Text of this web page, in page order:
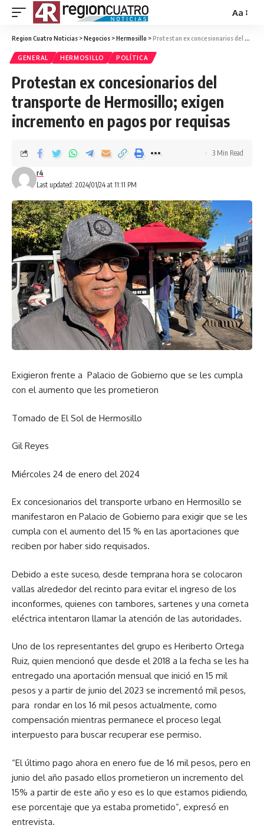
Aa
Region Cuatro Noticias >Negocios >Hermosillo >Protestan ex concesionarios del transporte de Hermosillo; exigen incremento en pagos por requisas
GENERAL HERMOSILLO POLÍTICA
Protestan ex concesionarios del
transporte de Hermosillo; exigen
incremento en pagos por requisas
Last updated: 2024/01/24 at 11:11 PM
r4
3 Min Read
Exigieron frente a Palacio de Gobierno que se les cumpla
con el aumento que les prometieron
Tomado de El Sol de Hermosillo
Gil Reyes
Miércoles 24 de enero del 2024
Ex concesionarios del transporte urbano en Hermosillo se
manifestaron en Palacio de Gobierno para exigir que se les
cumpla con el aumento del 15 % en las aportaciones que
reciben por haber sido requisados.
Debido a este suceso, desde temprana hora se colocaron
vallas alrededor del recinto para evitar el ingreso de los
inconformes, quienes con tambores, sartenes y una corneta
eléctrica intentaron llamar la atención de las autoridades.
Uno de los representantes del grupo es Heriberto Ortega
Ruiz, quien mencionó que desde el 2018 a la fecha se les ha
entregado una aportación mensual que inició en 15 mil
pesos y a partir de junio del 2023 se incrementó mil pesos,
para rondar en los 16 mil pesos actualmente, como
compensación mientras permanece el proceso legal
interpuesto para buscar recuperar ese permiso.
“El último pago ahora en enero fue de 16 mil pesos, pero en
junio del año pasado ellos prometieron un incremento del
15% a partir de este año y eso es lo que estamos pidiendo,
ese porcentaje que ya estaba prometido”, expresó en
entrevista.